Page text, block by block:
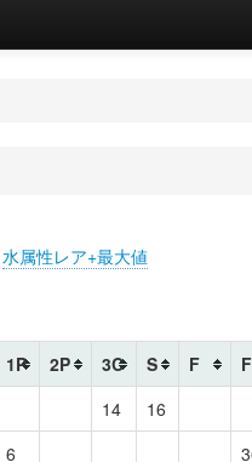
水属性レア+最大値
1P 2P 3C S F
14
16
6